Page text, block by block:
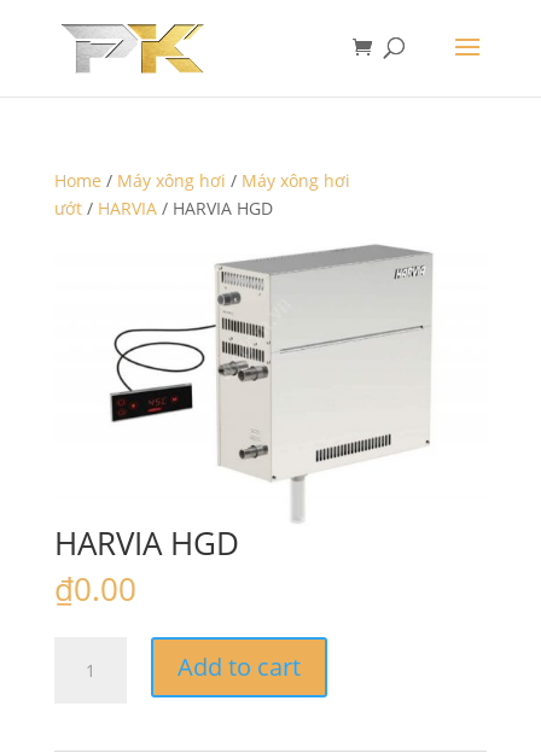
Home / Máy xông hơi / Máy xông hơi
ướt/ HARVIA/ HARVIA HGD
HARVIA HGD
₫0.00
Add to cart